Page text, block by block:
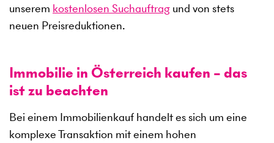
unserem kostenlosen Suchauftrag und von stets
neuen Preisreduktionen.
Immobilie in Österreich kaufen – das
ist zu beachten
Bei einem Immobilienkauf handelt es sich um eine
komplexe Transaktion mit einem hohen